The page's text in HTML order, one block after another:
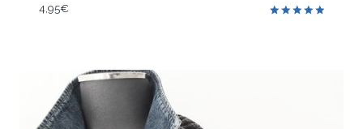
4,95€